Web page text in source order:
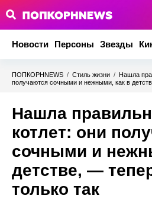
Новости Персоны Звезды
ПОПКОРНNEWS / Стиль жизни / Нашла
получаются сочными и нежными, как в
Нашла
котлет: они
сочными и
детстве, —
только так